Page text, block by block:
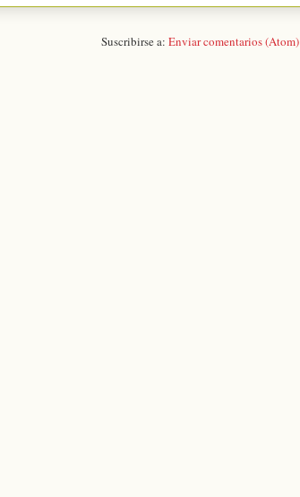
Suscribirse a: Enviar comentarios (Atom)